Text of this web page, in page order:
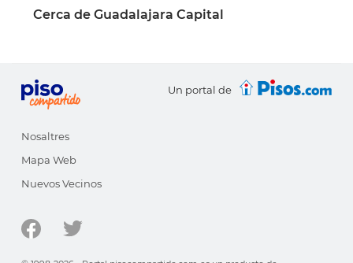
Cerca de Guadalajara Capital
Un portal de
Nosaltres
Mapa Web
Nuevos Vecinos